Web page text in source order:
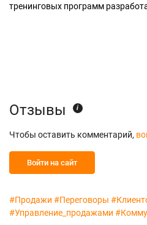
тренинговых программ
Отзывы i
Чтобы оставить комментарий,
Войти на сайт
#Продажи #Переговоры
#Управление_продажами